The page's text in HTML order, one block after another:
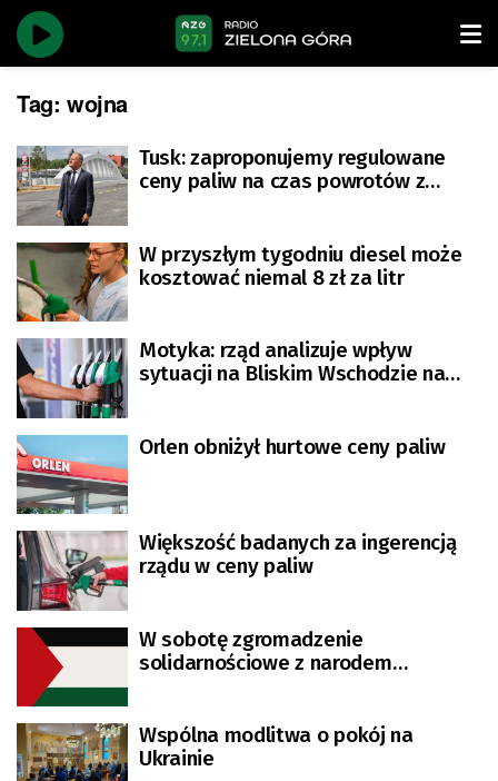
Tag: wojna
Tusk: zaproponujemy regulowane
ceny paliw na czas powrotów z
W przyszłym tygodniu diesel może
kosztować niemal 8 zł za litr
Motyka: rząd analizuje wpływ
sytuacji na Bliskim Wschodzie na
Orlen obniżył hurtowe ceny paliw
Większość badanych za ingerencją
rządu w ceny paliw
W sobotę zgromadzenie
solidarnościowe z narodem
Wspólna modlitwa o pokój na
Ukrainie